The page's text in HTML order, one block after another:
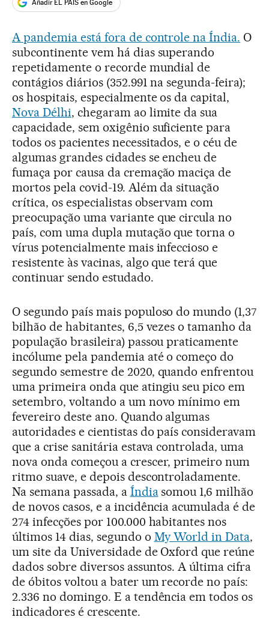
Añadir EL PAÍS en Google
A pandemia está fora de controle na Índia. O
subcontinente vem há dias superando
repetidamente o recorde mundial de
contágios diários (352.991 na segunda-feira);
os hospitais, especialmente os da capital,
Nova Délhi, chegaram ao limite da sua
capacidade, sem oxigênio suficiente para
todos os pacientes necessitados, e o céu de
algumas grandes cidades se encheu de
fumaça por causa da cremação maciça de
mortos pela covid-19. Além da situação
crítica, os especialistas observam com
preocupação uma variante que circula no
país, com uma dupla mutação que torna o
vírus potencialmente mais infeccioso e
resistente às vacinas, algo que terá que
continuar sendo estudado.
O segundo país mais populoso do mundo (1,37
bilhão de habitantes, 6,5 vezes o tamanho da
população brasileira) passou praticamente
incólume pela pandemia até o começo do
segundo semestre de 2020, quando enfrentou
uma primeira onda que atingiu seu pico em
setembro, voltando a um novo mínimo em
fevereiro deste ano. Quando algumas
autoridades e cientistas do país consideravam
que a crise sanitária estava controlada, uma
nova onda começou a crescer, primeiro num
ritmo suave, e depois descontroladamente.
Na semana passada, a Índiasomou 1,6 milhão
de novos casos, e a incidência acumulada é de
274 infecções por 100.000 habitantes nos
últimos 14 dias, segundo o My World in Data,
um site da Universidade de Oxford que reúne
dados sobre diversos assuntos. A última cifra
de óbitos voltou a bater um recorde no país:
2.336 no domingo. E a tendência em todos os
indicadores é crescente.